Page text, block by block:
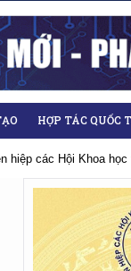
HỢP TÁC QUỐC
hiệp các Hội Khoa